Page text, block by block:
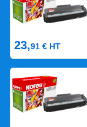
23,91 € HT